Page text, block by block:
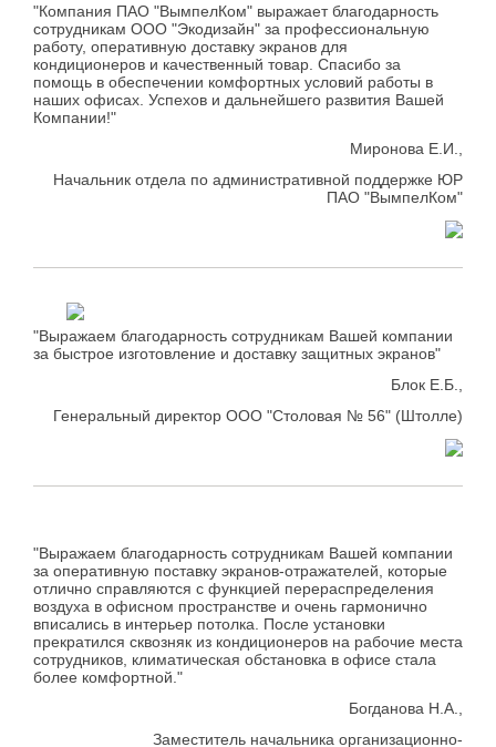
"Компания ПАО "ВымпелКом" выражает благодарность
сотрудникам ООО "Экодизайн" за профессиональную
работу, оперативную доставку экранов для
кондиционеров и качественный товар. Спасибо за
помощь в обеспечении комфортных условий работы в
наших офисах. Успехов и дальнейшего развития Вашей
Компании!"
Миронова Е.И.,
Начальник отдела по административной поддержке ЮР
ПАО "ВымпелКом"
"Выражаем благодарность сотрудникам Вашей компании
за быстрое изготовление и доставку защитных экранов"
Блок Е.Б.,
Генеральный директор ООО "Столовая № 56" (Штолле)
"Выражаем благодарность сотрудникам Вашей компании
за оперативную поставку экранов-отражателей, которые
отлично справляются с функцией перераспределения
воздуха в офисном пространстве и очень гармонично
вписались в интерьер потолка. После установки
прекратился сквозняк из кондиционеров на рабочие места
сотрудников, климатическая обстановка в офисе стала
более комфортной."
Богданова Н.А.,
Заместитель начальника организационно-